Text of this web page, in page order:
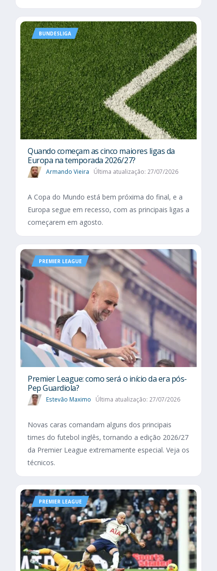
BUNDESLIGA
Quando começam as cinco maiores ligas da
Europa na temporada 2026/27?
Armando Vieira Última atualização: 27/07/2026
A Copa do Mundo está bem próxima do final, e a
Europa segue em recesso, com as principais ligas a
começarem em agosto.
PREMIER LEAGUE
Premier League: como será o início da era pós-
Pep Guardiola?
Estevão Maximo Última atualização: 27/07/2026
Novas caras comandam alguns dos principais
times do futebol inglês, tornando a edição 2026/27
da Premier League extremamente especial. Veja os
técnicos.
PREMIER LEAGUE